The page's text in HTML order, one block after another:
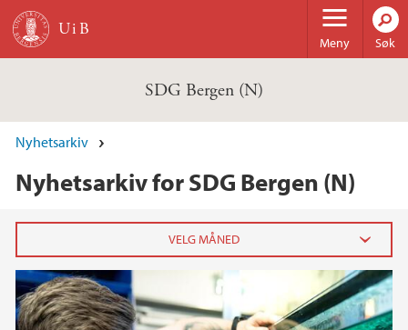
Hopp til hovedinnhold
Meny Søk
SDG Bergen (N)
Nyhetsarkiv
Nyhetsarkiv for SDG Bergen (N)
2025
januar (1)